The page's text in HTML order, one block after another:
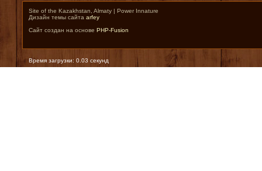
Site of the Kazakhstan, Almaty | Power Innature
Дизайн темы сайта arfey
Сайт создан на основе PHP-Fusion
Время загрузки: 0.03 секунд